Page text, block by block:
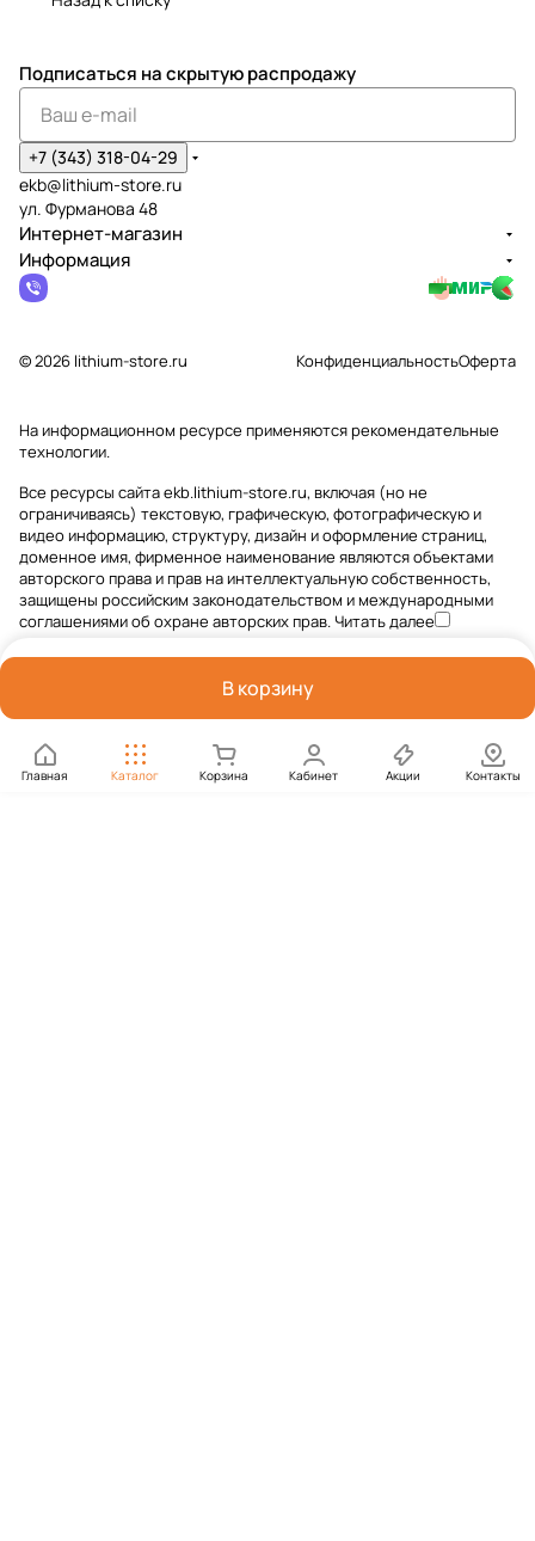
В корзину
Главная Каталог Корзина Кабинет Акции Контакты
Подписаться на скрытую распродажу
+7 (343) 318-04-29
ekb@lithium-store.ru
ул. Фурманова 48
Интернет-магазин
Информация
© 2026 lithium-store.ru КонфиденциальностьОферта
На информационном ресурсе применяютсярекомендательные
технологии.
Все ресурсы сайта ekb.lithium-store.ru, включая (но не
ограничиваясь) текстовую, графическую, фотографическую и
видео информацию, структуру, дизайн и оформление страниц,
доменное имя, фирменное наименование являются объектами
авторского права и прав на интеллектуальную собственность,
защищены российским законодательством и международными
соглашениями об охране авторских прав.Читать далее